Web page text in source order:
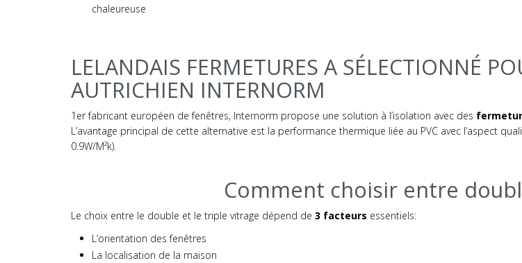
chaleureuse
LELANDAIS FERMETURES A SÉLECTIONNÉ
AUTRICHIEN INTERNORM
1er fabricant européen de fenêtres, Internorm propose une solution à l’isolation avec des
L’avantage principal de cette alternative est la performance thermique liée au PVC avec l’aspect
0.9W/M²k).
Comment choisir entre
Le choix entre le double et le triple vitrage dépend de 3 facteurs essentiels:
L’orientation des fenêtres
La localisation de la maison